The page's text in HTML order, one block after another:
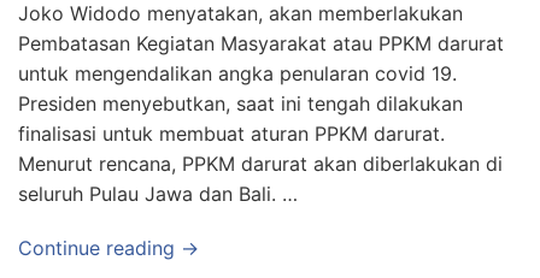
Joko Widodo menyatakan, akan memberlakukan
Pembatasan Kegiatan Masyarakat atau PPKM darurat
untuk mengendalikan angka penularan covid 19.
Presiden menyebutkan, saat ini tengah dilakukan
finalisasi untuk membuat aturan PPKM darurat.
Menurut rencana, PPKM darurat akan diberlakukan di
seluruh Pulau Jawa dan Bali. …
Continue reading →